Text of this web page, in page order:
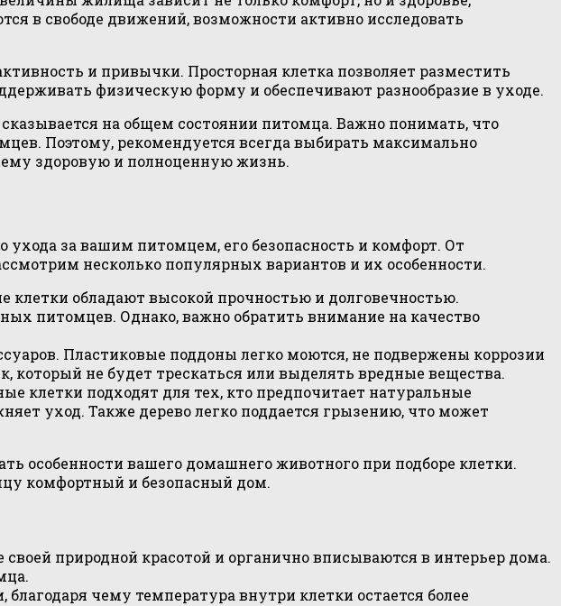
в свободе движений, возможности активно исследовать
и привычки. Просторная клетка позволяет разместить
физическую форму и обеспечивают разнообразие в уходе.
на общем состоянии питомца. Важно понимать, что
Поэтому, рекомендуется всегда выбирать максимально
ему здоровую и полноценную жизнь.
ухода за вашим питомцем, его безопасность и комфорт. От
несколько популярных вариантов и их особенности.
клетки обладают высокой прочностью и долговечностью.
питомцев. Однако, важно обратить внимание на качество
Пластиковые поддоны легко моются, не подвержены коррозии
который не будет трескаться или выделять вредные вещества.
клетки подходят для тех, кто предпочитает натуральные
уход. Также дерево легко поддается грызению, что может
особенности вашего домашнего животного при подборе клетки.
комфортный и безопасный дом.
природной красотой и органично вписываются в интерьер дома.
чему температура внутри клетки остается более